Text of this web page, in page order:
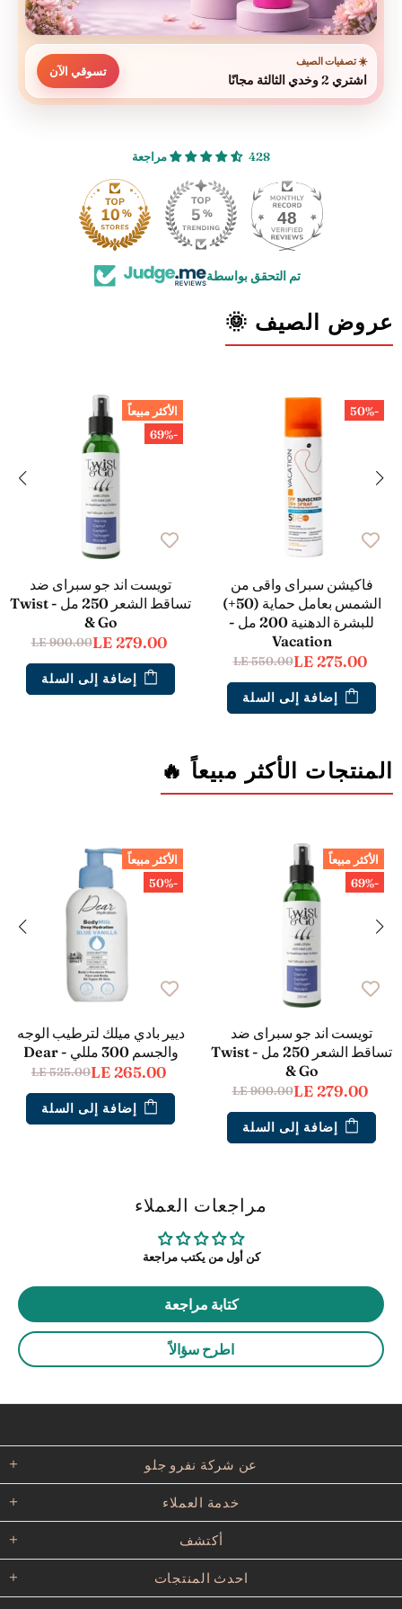
☀️ تصفيات الصيف
اشتري 2 وخدي الثالثة مجانًا
تسوقي الآن
428 مراجعة
48
تم التحقق بواسطة
عروض الصيف 🌞
-50%
فاكيشن سبراى واقى من
الشمس بعامل حماية (50+)
للبشرة الدهنية 200 مل -
Vacation
LE 550.00LE 275.00
إضافة إلى السلة
الأكثر مبيعاً
-69%
تويست اند جو سبراى ضد
تساقط الشعر 250 مل - Twist
& Go
LE 900.00LE 279.00
إضافة إلى السلة
المنتجات الأكثر مبيعاً 🔥
الأكثر مبيعاً
-69%
تويست اند جو سبراى ضد
تساقط الشعر 250 مل - Twist
& Go
LE 900.00LE 279.00
إضافة إلى السلة
الأكثر مبيعاً
-50%
ديير بادي ميلك لترطيب الوجه
والجسم 300 مللي - Dear
LE 525.00LE 265.00
إضافة إلى السلة
مراجعات العملاء
كن أول من يكتب مراجعة
كتابة مراجعة
اطرح سؤالاً
عن شركة نفرو جلو
خدمة العملاء
أكتشف
احدث المنتجات